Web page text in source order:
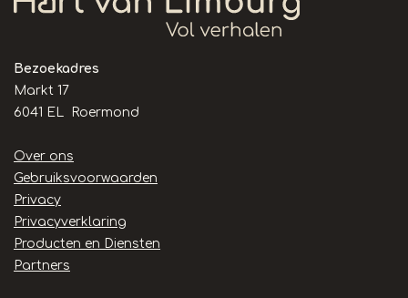
Bezoekadres
Markt 17
6041 EL Roermond
Handige
links
Over ons
Gebruiksvoorwaarden
Privacy
Privacyverklaring
Producten en Diensten
Partners